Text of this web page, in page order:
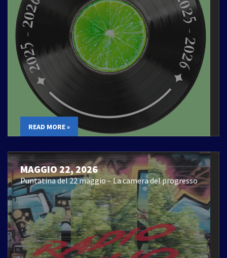
READ MORE »
MAGGIO 22, 2026
Puntatina del 22 maggio – La camera del progresso